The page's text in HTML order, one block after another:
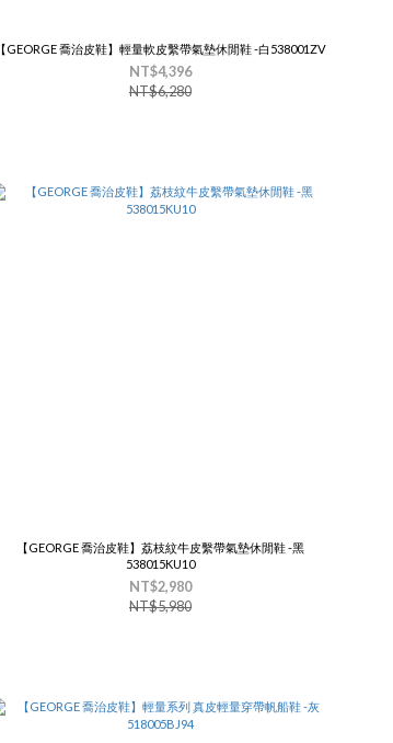
【GEORGE 喬治皮鞋】輕量軟皮繫帶氣墊休閒鞋 -白538001ZV
NT$4,396
NT$6,280
【GEORGE 喬治皮鞋】荔枝紋牛皮繫帶氣墊休閒鞋 -黑
538015KU10
NT$2,980
NT$5,980